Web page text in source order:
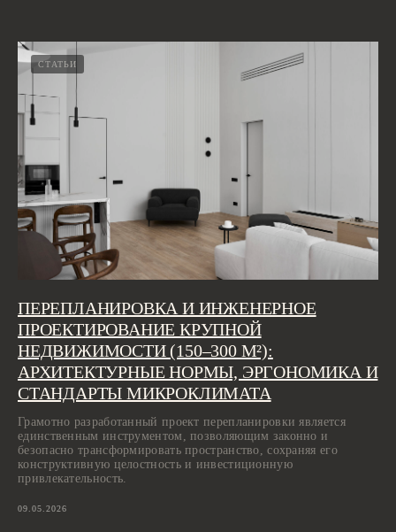
СТАТЬИ
ПЕРЕПЛАНИРОВКА И ИНЖЕНЕРНОЕ
ПРОЕКТИРОВАНИЕ КРУПНОЙ
НЕДВИЖИМОСТИ (150–300 М²):
АРХИТЕКТУРНЫЕ НОРМЫ, ЭРГОНОМИКА И
СТАНДАРТЫ МИКРОКЛИМАТА
Грамотно разработанный проект перепланировки является
единственным инструментом, позволяющим законно и
безопасно трансформировать пространство, сохраняя его
конструктивную целостность и инвестиционную
привлекательность.
09.05.2026